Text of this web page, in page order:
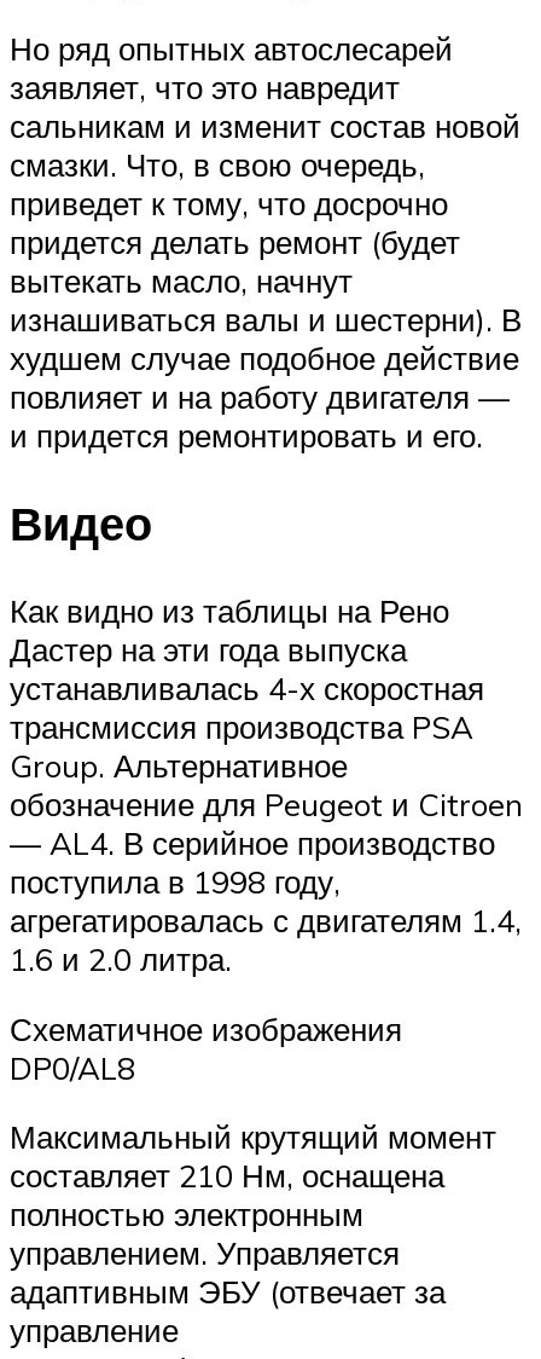
Но ряд опытных автослесарей
заявляет, что это навредит
сальникам и изменит состав новой
смазки. Что, в свою очередь,
приведет к тому, что досрочно
придется делать ремонт (будет
вытекать масло, начнут
изнашиваться валы и шестерни). В
худшем случае подобное действие
повлияет и на работу двигателя —
и придется ремонтировать и его.
Видео
Как видно из таблицы на Рено
Дастер на эти года выпуска
устанавливалась 4-х скоростная
трансмиссия производства PSA
Group. Альтернативное
обозначение для Peugeot и Citroen
— AL4. В серийное производство
поступила в 1998 году,
агрегатировалась с двигателям 1.4,
1.6 и 2.0 литра.
Схематичное изображения
DP0/AL8
Максимальный крутящий момент
составляет 210 Нм, оснащена
полностью электронным
управлением. Управляется
адаптивным ЭБУ (отвечает за
управление